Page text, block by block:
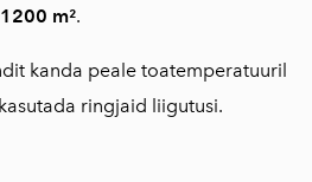
1200 m².
kanda peale toatemperatuuril
ringjaid liigutusi.